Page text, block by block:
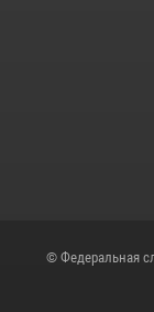
© Федеральная